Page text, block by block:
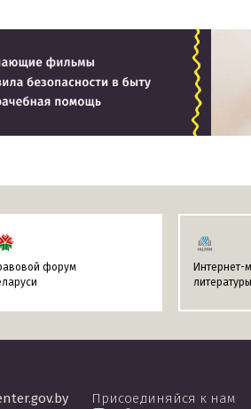
форум
Интернет-
литературы
Присоединяйся к нам